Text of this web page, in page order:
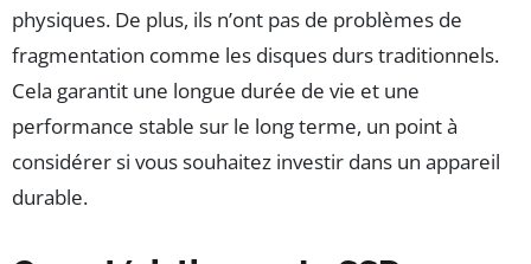
physiques. De plus, ils n’ont pas de problèmes de
fragmentation comme les disques durs traditionnels.
Cela garantit une longue durée de vie et une
performance stable sur le long terme, un point à
considérer si vous souhaitez investir dans un appareil
durable.